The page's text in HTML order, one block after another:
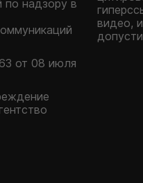
надзору в
от 08 июля
видео,